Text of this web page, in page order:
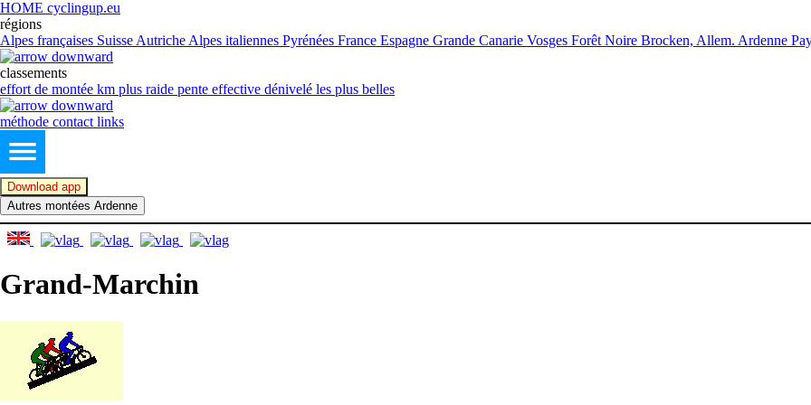
HOME cyclingup.eu
régions
Alpes françaises Suisse Autriche Alpes italiennes Pyrénées France Espagne Grande Canarie Vosges Forêt Noire Brocken, Allem. Ardenne
classements
effort de montée km plus raide pente effective dénivelé les plus belles
méthode contact links
Download app
Autres montées Ardenne
Grand-Marchin